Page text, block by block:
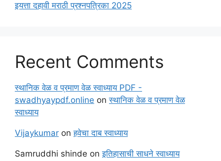
इयत्ता दहावी मराठी प्रश्नपत्रिका 2025
Recent Comments
स्थानिक वेळ व प्रमाण वेळ स्वाध्याय PDF -
swadhyaypdf.online onस्थानिक वेळ व प्रमाण वेळ
स्वाध्याय
Vijaykumar onहवेचा दाब स्वाध्याय
Samruddhi shinde onइतिहासाची साधने स्वाध्याय